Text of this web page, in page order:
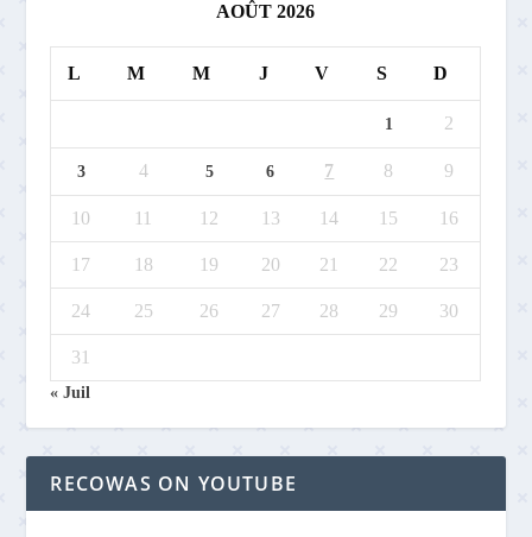
AOÛT 2026
L M M J V S D
1 2
3 4 5 6 7 8 9
10 11 12 13 14 15 16
17 18 19 20 21 22 23
24 25 26 27 28 29 30
31
« Juil
RECOWAS ON YOUTUBE